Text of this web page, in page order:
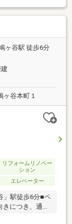
ヶ谷駅 徒歩6分
ヶ谷本町１
リフォームリノベー
ション
エレベーター
」駅徒歩6分■ペ
きにつき、通